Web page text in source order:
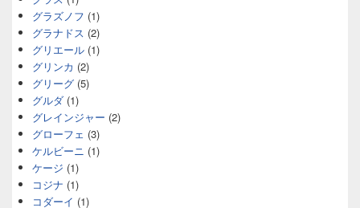
グラズノフ (1)
グラナドス (2)
グリエール (1)
グリンカ (2)
グリーグ (5)
グルダ (1)
グレインジャー (2)
グローフェ (3)
ケルビーニ (1)
ケージ (1)
コジナ (1)
コダーイ (1)